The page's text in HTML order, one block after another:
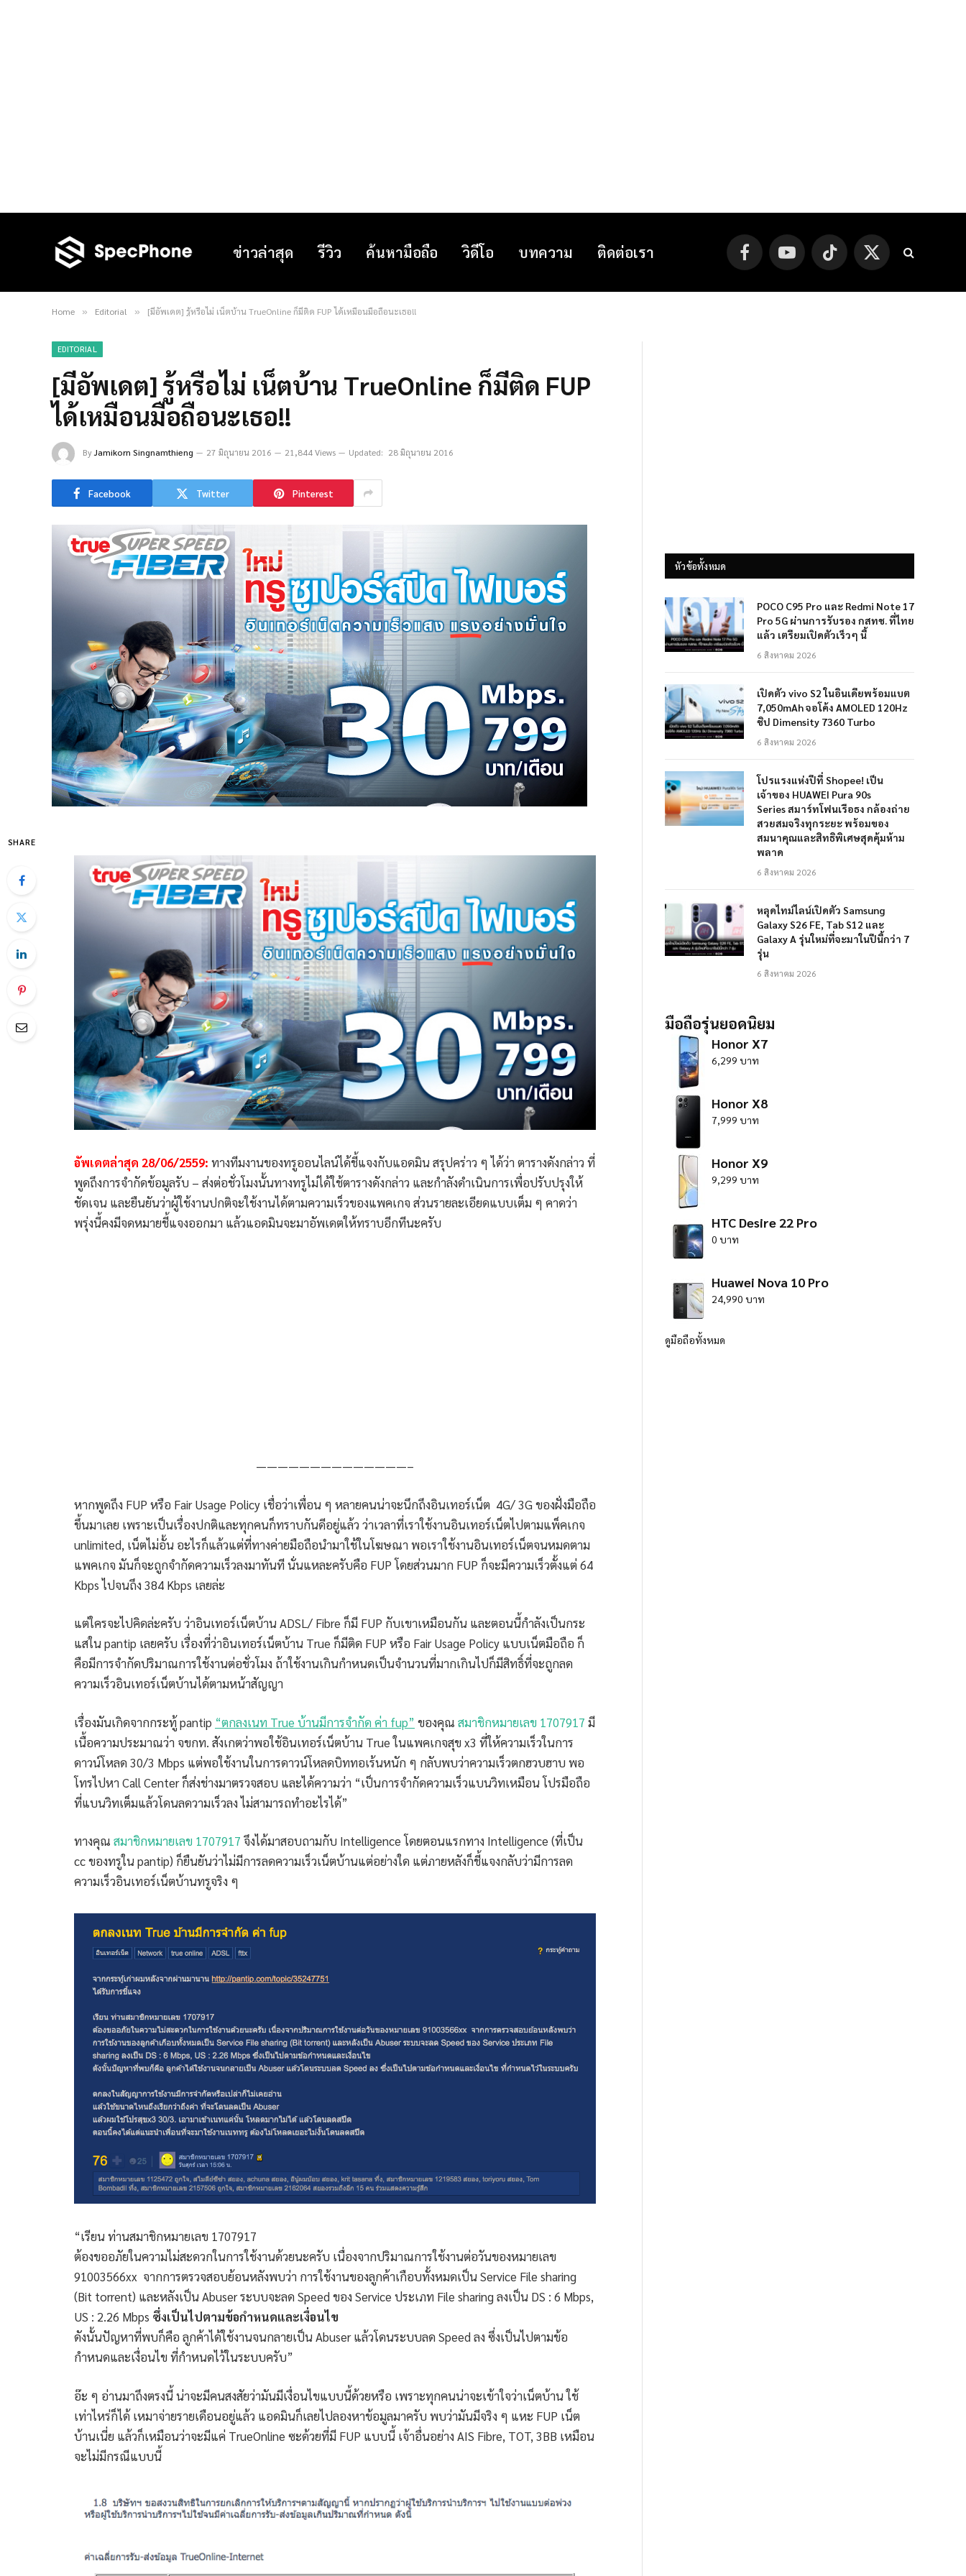
ข่าวล่าสุด รีวิว ค้นหามือถือ วิดีโอ บทความ ติดต่อเรา FacebookYouTube TikTok
X
(Twitter)
Home » Editorial » [มีอัพเดต] รู้หรือไม่ เน็ตบ้าน TrueOnline ก็มีติด FUP ได้เหมือนมือถือนะเธอ!!
EDITORIAL
[มีอัพเดต] รู้หรือไม่ เน็ตบ้าน TrueOnline ก็มีติด FUP
ได้เหมือนมือถือนะเธอ!!
ByJamikorn Singnamthieng 27 มิถุนายน 2016 21,844 Views Updated: 28 มิถุนายน 2016
Facebook Twitter Pinterest
SHARE
อัพเดตล่าสุด 28/06/2559: ทางทีมงานของทรูออนไลน์ได้ชี้แจงกับแอดมิน สรุปคร่าว ๆ ได้ว่า ตารางดังกล่าว ที่
พูดถึงการจำกัดข้อมูลรับ – ส่งต่อชั่วโมงนั้นทางทรูไม่ได้ใช้ตารางดังกล่าว และกำลังดำเนินการเพื่อปรับปรุงให้
ชัดเจน และยืนยันว่าผู้ใช้งานปกติจะใช้งานได้ตามความเร็วของแพคเกจ ส่วนรายละเอียดแบบเต็ม ๆ คาดว่า
พรุ่งนี้คงมีจดหมายชี้แจงออกมา แล้วแอดมินจะมาอัพเดตให้ทราบอีกทีนะครับ
——————————————–
หากพูดถึง FUP หรือ Fair Usage Policy เชื่อว่าเพื่อน ๆ หลายคนน่าจะนึกถึงอินเทอร์เน็ต 4G/ 3G ของฝั่งมือถือ
ขึ้นมาเลย เพราะเป็นเรื่องปกติและทุกคนก็ทราบกันดีอยู่แล้ว ว่าเวลาที่เราใช้งานอินเทอร์เน็ตไปตามแพ็คเกจ
unlimited, เน็ตไม่อั้น อะไรก็แล้วแต่ที่ทางค่ายมือถือนำมาใช้ในโฆษณา พอเราใช้งานอินเทอร์เน็ตจนหมดตาม
แพคเกจ มันก็จะถูกจำกัดความเร็วลงมาทันที นั่นแหละครับคือ FUP โดยส่วนมาก FUP ก็จะมีความเร็วตั้งแต่ 64
Kbps ไปจนถึง 384 Kbps เลยล่ะ
แต่ใครจะไปคิดล่ะครับ ว่าอินเทอร์เน็ตบ้าน ADSL/ Fibre ก็มี FUP กับเขาเหมือนกัน และตอนนี้กำลังเป็นกระ
แสใน pantip เลยครับ เรื่องที่ว่าอินเทอร์เน็ตบ้าน True ก็มีติด FUP หรือ Fair Usage Policy แบบเน็ตมือถือ ก็
คือมีการจำกัดปริมาณการใช้งานต่อชั่วโมง ถ้าใช้งานเกินกำหนดเป็นจำนวนที่มากเกินไปก็มีสิทธิ์ที่จะถูกลด
ความเร็วอินเทอร์เน็ตบ้านได้ตามหน้าสัญญา
เรื่องมันเกิดจากกระทู้ pantip “ตกลงเนท True บ้านมีการจำกัด ค่า fup” ของคุณ สมาชิกหมายเลข 1707917 มี
เนื้อความประมาณว่า จขกท. สังเกตว่าพอใช้อินเทอร์เน็ตบ้าน True ในแพคเกจสุข x3 ที่ให้ความเร็วในการ
ดาวน์โหลด 30/3 Mbps แต่พอใช้งานในการดาวน์โหลดบิททอเร้นหนัก ๆ กลับพบว่าความเร็วตกฮวบฮาบ พอ
โทรไปหา Call Center ก็ส่งช่างมาตรวจสอบ และได้ความว่า “เป็นการจำกัดความเร็วแบนวิทเหมือน โปรมือถือ
ที่แบนวิทเต็มแล้วโดนลดวามเร็วลง ไม่สามารถทำอะไรได้”
ทางคุณ สมาชิกหมายเลข 1707917 จึงได้มาสอบถามกับ Intelligence โดยตอนแรกทาง Intelligence (ที่เป็น
cc ของทรูใน pantip) ก็ยืนยันว่าไม่มีการลดความเร็วเน็ตบ้านแต่อย่างใด แต่ภายหลังก็ชี้แจงกลับว่ามีการลด
ความเร็วอินเทอร์เน็ตบ้านทรูจริง ๆ
“เรียน ท่านสมาชิกหมายเลข 1707917
ต้องขออภัยในความไม่สะดวกในการใช้งานด้วยนะครับ เนื่องจากปริมาณการใช้งานต่อวันของหมายเลข
91003566xx จากการตรวจสอบย้อนหลังพบว่า การใช้งานของลูกค้าเกือบทั้งหมดเป็น Service File sharing
(Bit torrent) และหลังเป็น Abuser ระบบจะลด Speed ของ Service ประเภท File sharing ลงเป็น DS : 6 Mbps,
US : 2.26 Mbps ซึ่งเป็นไปตามข้อกำหนดและเงื่อนไข
ดังนั้นปัญหาที่พบก็คือ ลูกค้าได้ใช้งานจนกลายเป็น Abuser แล้วโดนระบบลด Speed ลง ซึ่งเป็นไปตามข้อ
กำหนดและเงื่อนไข ที่กำหนดไว้ในระบบครับ”
อ๊ะ ๆ อ่านมาถึงตรงนี้ น่าจะมีคนสงสัยว่ามันมีเงื่อนไขแบบนี้ด้วยหรือ เพราะทุกคนน่าจะเข้าใจว่าเน็ตบ้าน ใช้
เท่าไหร่ก็ได้ เหมาจ่ายรายเดือนอยู่แล้ว แอดมินก็เลยไปลองหาข้อมูลมาครับ พบว่ามันมีจริง ๆ แหะ FUP เน็ต
บ้านเนี่ย แล้วก็เหมือนว่าจะมีแค่ TrueOnline ซะด้วยที่มี FUP แบบนี้ เจ้าอื่นอย่าง AIS Fibre, TOT, 3BB เหมือน
จะไม่มีกรณีแบบนี้
หัวข้อทั้งหมด
POCO C95 Pro และ Redmi Note 17
Pro 5G ผ่านการรับรอง กสทช. ที่ไทย
แล้ว เตรียมเปิดตัวเร็วๆ นี้
6 สิงหาคม 2026
เปิดตัว vivo S2 ในอินเดียพร้อมแบต
7,050mAh จอโค้ง AMOLED 120Hz
ชิป Dimensity 7360 Turbo
6 สิงหาคม 2026
โปรแรงแห่งปีที่ Shopee! เป็น
เจ้าของ HUAWEI Pura 90s
Series สมาร์ทโฟนเรือธง กล้องถ่าย
สวยสมจริงทุกระยะ พร้อมของ
สมนาคุณและสิทธิพิเศษสุดคุ้มห้าม
พลาด
6 สิงหาคม 2026
หลุดไทม์ไลน์เปิดตัว Samsung
Galaxy S26 FE, Tab S12 และ
Galaxy A รุ่นใหม่ที่จะมาในปีนี้กว่า 7
รุ่น
6 สิงหาคม 2026
มือถือรุ่นยอดนิยม
Honor X7
6,299 บาท
Honor X8
7,999 บาท
Honor X9
9,299 บาท
HTC Desire 22 Pro
0 บาท
Huawei Nova 10 Pro
24,990 บาท
ดูมือถือทั้งหมด